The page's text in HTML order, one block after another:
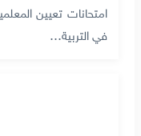
في التربية…